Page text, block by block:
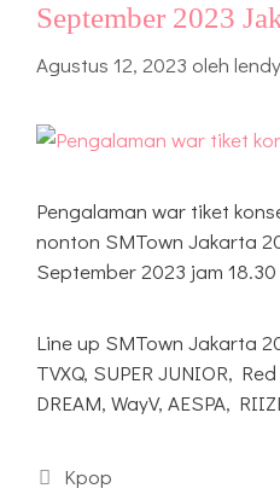
September 2023
Agustus 12, 2023 oleh
Pengalaman war tiket
nonton SMTown Jakarta
September 2023 jam 18.30
Line up SMTown Jakarta
TVXQ, SUPER JUNIOR,
DREAM, WayV, AESPA,
Kategori
Kpop